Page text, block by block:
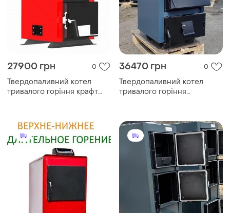
27900 грн 0
Твердопаливний котел
тривалого горіння крафт
36470 грн 0
Твердопаливний котел
тривалого горіння